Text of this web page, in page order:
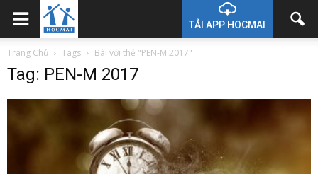
TẢI APP HOCMAI
Trang Chủ Tags Bài với thẻ "PEN-M 2017"
Tag: PEN-M 2017